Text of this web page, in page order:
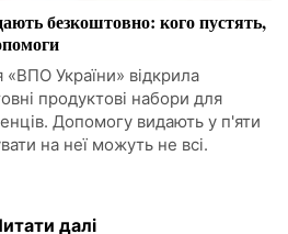
безкоштовно: кого пустять,
«ВПО України» відкрила
продуктові набори для
Допомогу видають у п'яти
на неї можуть не всі.
далі